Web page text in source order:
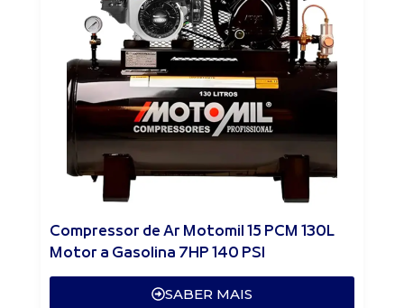
Compressor de Ar Motomil 15 PCM 130L
Motor a Gasolina 7HP 140 PSI
SABER MAIS